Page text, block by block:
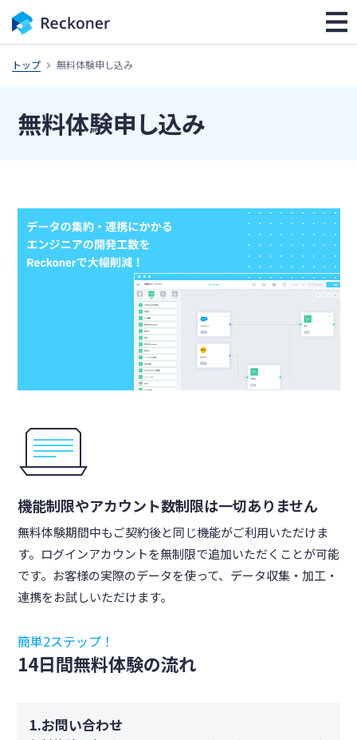
トップ 無料体験申し込み
無料体験申し込み
機能制限やアカウント数制限は一切ありません
無料体験期間中もご契約後と同じ機能がご利用いただけま
す。ログインアカウントを無制限で追加いただくことが可能
です。お客様の実際のデータを使って、データ収集・加工・
連携をお試しいただけます。
簡単2ステップ！
14日間無料体験の流れ
1.お問い合わせ